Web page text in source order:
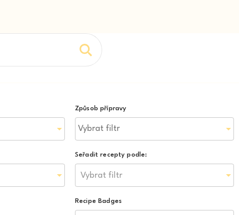
Způsob přípravy
Seřadit recepty podle:
Vybrat filtr
Recipe Badges